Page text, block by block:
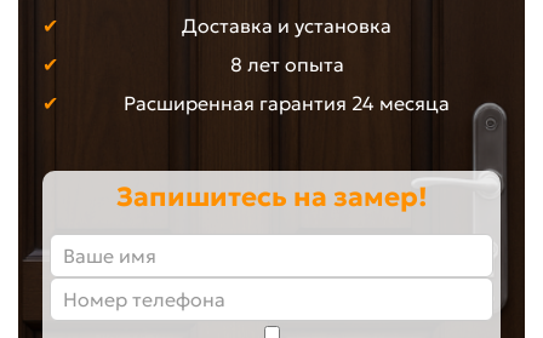
Доставка и установка
8 лет опыта
Расширенная гарантия 24 месяца
Запишитесь на замер!